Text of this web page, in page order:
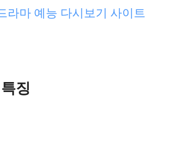
라마 예능 다시보기 사이트
징